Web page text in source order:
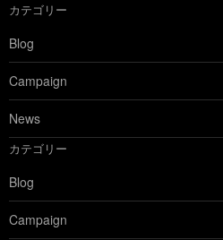
ブ
ロ
グ
を
見
る
カテゴリー
Blog
Campaign
News
カテゴリー
Blog
Campaign